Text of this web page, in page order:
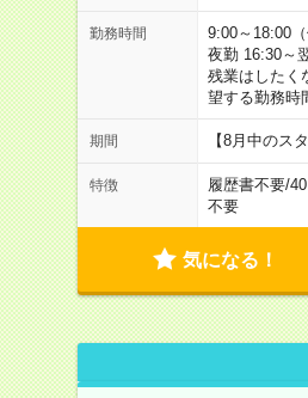
勤務時間
9:00～18:00
夜勤 16:30～
残業はしたく
望する勤務時
期間 【8月中のス
特徴 履歴書不要/
不要
気になる！